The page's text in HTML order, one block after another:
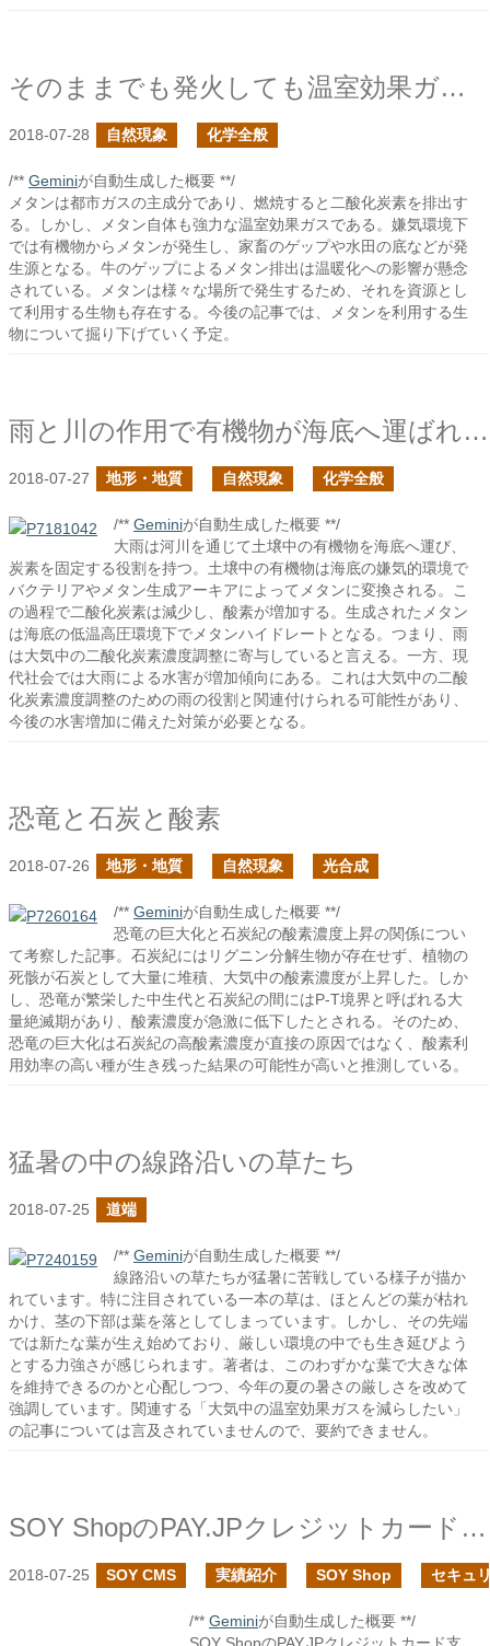
そのままでも発火しても温室効果ガスのメタン
2018-07-28 自然現象 化学全般
/** Geminiが自動生成した概要 **/
メタンは都市ガスの主成分であり、燃焼すると二酸化炭素を排出す
る。しかし、メタン自体も強力な温室効果ガスである。嫌気環境下
では有機物からメタンが発生し、家畜のゲップや水田の底などが発
生源となる。牛のゲップによるメタン排出は温暖化への影響が懸念
されている。メタンは様々な場所で発生するため、それを資源とし
て利用する生物も存在する。今後の記事では、メタンを利用する生
物について掘り下げていく予定。
雨と川の作用で有機物が海底へ運ばれる
2018-07-27 地形・地質 自然現象 化学全般
/** Geminiが自動生成した概要 **/
大雨は河川を通じて土壌中の有機物を海底へ運び、
炭素を固定する役割を持つ。土壌中の有機物は海底の嫌気的環境で
バクテリアやメタン生成アーキアによってメタンに変換される。こ
の過程で二酸化炭素は減少し、酸素が増加する。生成されたメタン
は海底の低温高圧環境下でメタンハイドレートとなる。つまり、雨
は大気中の二酸化炭素濃度調整に寄与していると言える。一方、現
代社会では大雨による水害が増加傾向にある。これは大気中の二酸
化炭素濃度調整のための雨の役割と関連付けられる可能性があり、
今後の水害増加に備えた対策が必要となる。
恐竜と石炭と酸素
2018-07-26 地形・地質 自然現象 光合成
/** Geminiが自動生成した概要 **/
恐竜の巨大化と石炭紀の酸素濃度上昇の関係につい
て考察した記事。石炭紀にはリグニン分解生物が存在せず、植物の
死骸が石炭として大量に堆積、大気中の酸素濃度が上昇した。しか
し、恐竜が繁栄した中生代と石炭紀の間にはP-T境界と呼ばれる大
量絶滅期があり、酸素濃度が急激に低下したとされる。そのため、
恐竜の巨大化は石炭紀の高酸素濃度が直接の原因ではなく、酸素利
用効率の高い種が生き残った結果の可能性が高いと推測している。
猛暑の中の線路沿いの草たち
2018-07-25 道端
/** Geminiが自動生成した概要 **/
線路沿いの草たちが猛暑に苦戦している様子が描か
れています。特に注目されている一本の草は、ほとんどの葉が枯れ
かけ、茎の下部は葉を落としてしまっています。しかし、その先端
では新たな葉が生え始めており、厳しい環境の中でも生き延びよう
とする力強さが感じられます。著者は、このわずかな葉で大きな体
を維持できるのかと心配しつつ、今年の夏の暑さの厳しさを改めて
強調しています。関連する「大気中の温室効果ガスを減らしたい」
の記事については言及されていませんので、要約できません。
SOY ShopのPAY.JPクレジットカード支払いモジュールでカード情報非通過化対応をしました
2018-07-25 SOY CMS 実績紹介 SOY Shop セキュ
/** Geminiが自動生成した概要 **/